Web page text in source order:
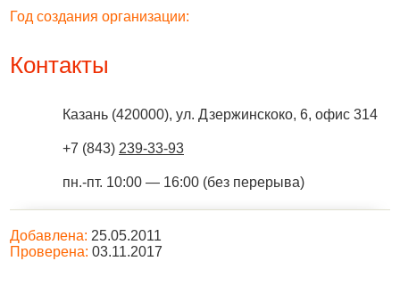
Год создания организации:
Контакты
Казань (420000), ул. Дзержинскоко, 6, офис 314
+7 (843) 239-33-93
пн.-пт. 10:00 — 16:00 (без перерыва)
Добавлена: 25.05.2011
Проверена: 03.11.2017